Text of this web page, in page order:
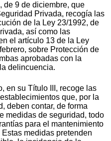
de 9 de diciembre, que
Privada, recogía las
de la Ley 23/1992, de
así como las
el artículo 13 de la Ley
sobre Protección de
aprobadas con la
delincuencia.
en su Título III, recoge las
que, por la
deben contar, de forma
medidas de seguridad, todo
para el mantenimiento
medidas pretenden